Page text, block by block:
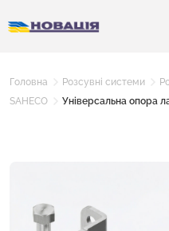
Головна Розсувні системи
SAHECO
Універсальна опора